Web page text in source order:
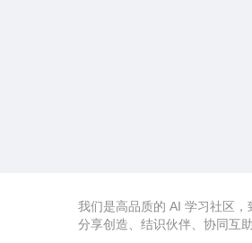
我们是高品质的 AI 学习社区
分享创造、结识伙伴、协同互助